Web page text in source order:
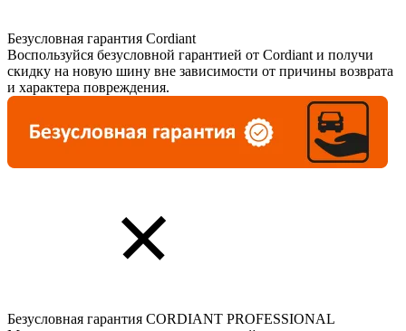
Безусловная гарантия Cordiant
Воспользуйся безусловной гарантией от Cordiant и получи
скидку на новую шину вне зависимости от причины возврата
и характера повреждения.
Безусловная гарантия CORDIANT PROFESSIONAL